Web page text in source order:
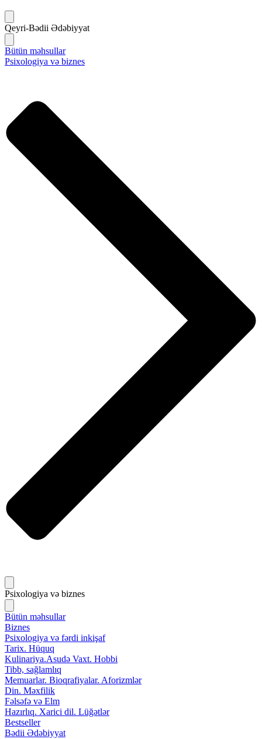
Qeyri-Bədii Ədəbiyyat
Bütün məhsullar
Psixologiya və biznes
Psixologiya və biznes
Bütün məhsullar
Biznes
Psixologiya və fərdi inkişaf
Tarix. Hüquq
Kulinariya.Asudə Vaxt. Hobbi
Tibb, sağlamlıq
Memuarlar. Bioqrafiyalar. Aforizmlər
Din. Məxfilik
Fəlsəfə və Elm
Hazırlıq. Xarici dil. Lüğətlər
Bestseller
Bədii Ədəbiyyat